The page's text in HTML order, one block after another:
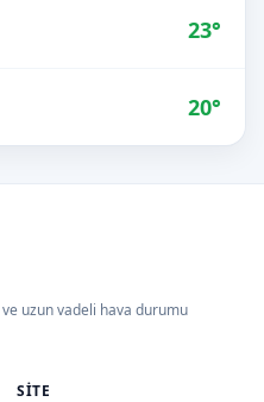
23°
20°
uzun vadeli hava durumu
SITE